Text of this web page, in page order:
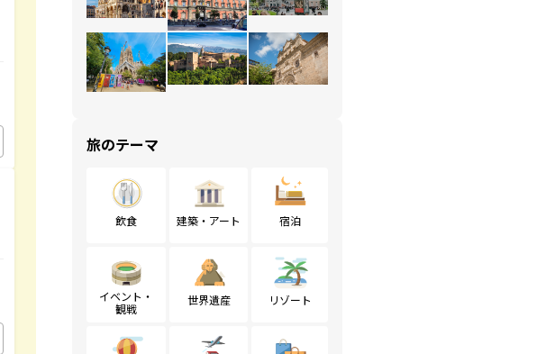
旅のテーマ
飲食 建築・アート 宿泊
イベント・
観戦
世界遺産 リゾート